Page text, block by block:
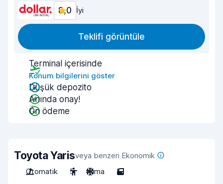
8,0 İyi
Teklifi görüntüle
Terminal içerisinde
Konum bilgilerini göster
Düşük depozito
Anında onay!
Ön ödeme
Toyota Yarisveya benzeri Ekonomik
Otomatik
5 Klima 5